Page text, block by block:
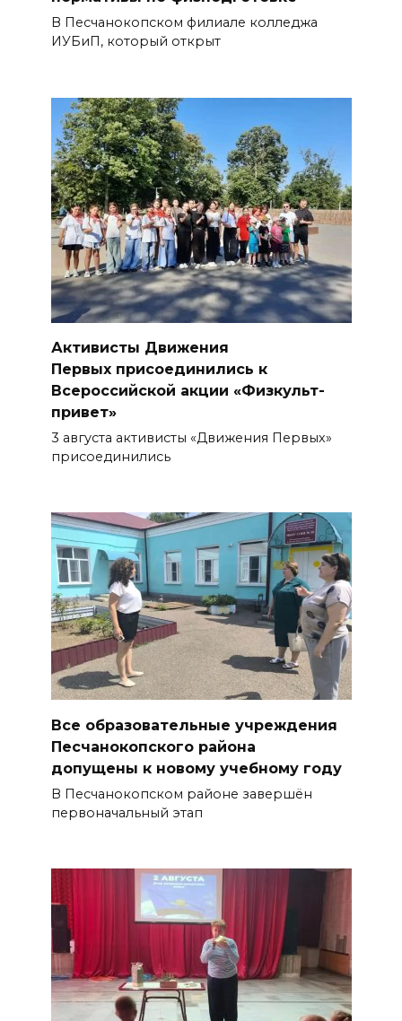
6 августа
07 августа 2026 12:57
Проект Таганрогского музея
победил во втором конкурсе
программы «Красота внутри»
БОЛЬШЕ НОВОСТЕЙ
В Песчанокопском филиале колледжа
ИУБиП, который открыт
Активисты Движения
Первых присоединились к
Всероссийской акции «Физкульт-
привет»
3 августа активисты «Движения Первых»
присоединились
Все образовательные учреждения
Песчанокопского района
допущены к новому учебному году
В Песчанокопском районе завершён
первоначальный этап